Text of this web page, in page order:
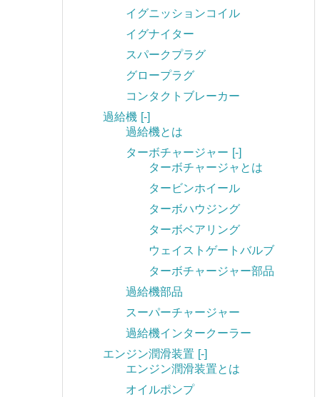
イグニッションコイル
イグナイター
スパークプラグ
グロープラグ
コンタクトブレーカー
過給機 [-]
過給機とは
ターボチャージャー [-]
ターボチャージャとは
タービンホイール
ターボハウジング
ターボベアリング
ウェイストゲートバルブ
ターボチャージャー部品
過給機部品
スーパーチャージャー
過給機インタークーラー
エンジン潤滑装置 [-]
エンジン潤滑装置とは
オイルポンプ